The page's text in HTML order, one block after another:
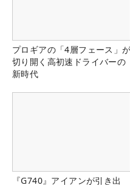
プロギアの「4層フェース」が
切り開く高初速ドライバーの
新時代
『G740』アイアンが引き出